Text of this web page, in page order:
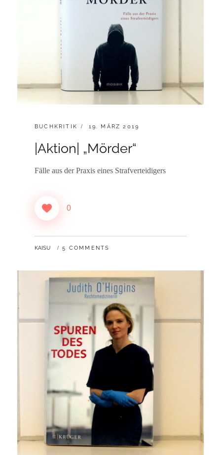
CATEGORIES:
BUCHKRITIK
POSTED
19. MÄRZ 2019
|Aktion| „Mörder“
Fälle aus der Praxis eines Strafverteidigers
0
BY
KAISU 5 COMMENTS